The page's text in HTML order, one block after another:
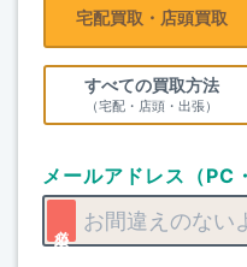
宅配買取・店頭買取
すべての買取方法
（宅配・店頭・出張）
メールアドレス（PC